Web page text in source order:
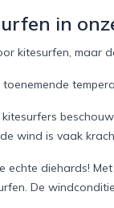
in
kitesurfen, maar
wind is vaak
diehards!
De